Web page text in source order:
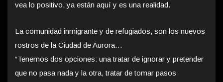
vea lo positivo, ya están aquí y es una realidad.
La comunidad inmigrante y de refugiados, son los nuevos
rostros de la Ciudad de Aurora…
“Tenemos dos opciones: una tratar de ignorar y pretender
que no pasa nada y la otra, tratar de tomar pasos